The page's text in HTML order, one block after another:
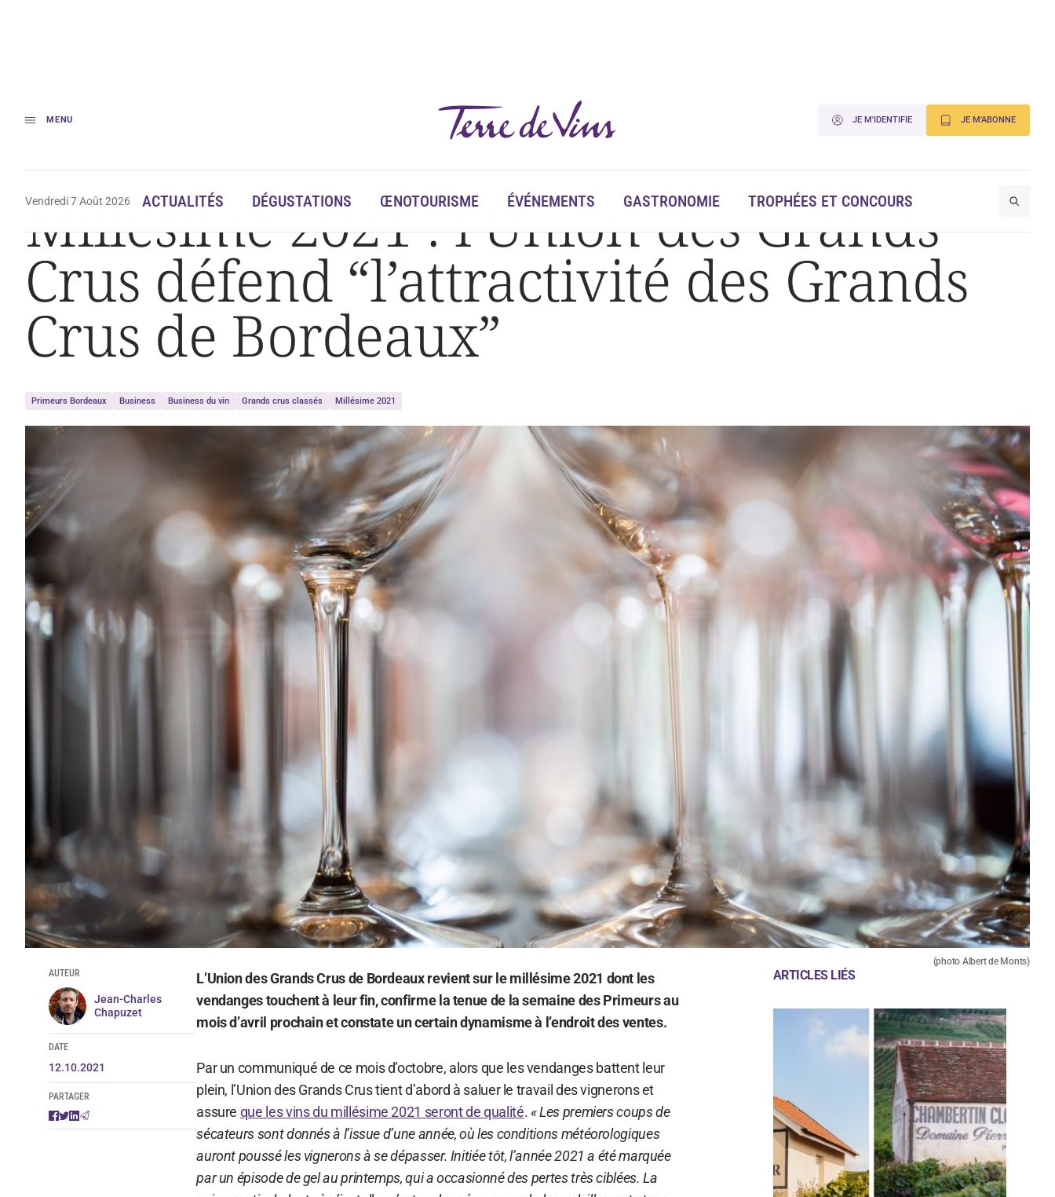
MENU JE M'IDENTIFIE JE M'ABONNE
Vendredi 7 Août 2026 ACTUALITÉS DÉGUSTATIONS ŒNOTOURISME ÉVÉNEMENTS GASTRONOMIE TROPHÉES ET CONCOURS
Accueil Millésime 2021 : l’Union des Grands Crus défend « l’attractivité des Grands Crus de Bordeaux »
Millésime 2021 : l’Union des Grands
Crus défend “l’attractivité des Grands
Crus de Bordeaux”
Primeurs Bordeaux Business Business du vin Grands crus classés Millésime 2021
(photo Albert de Monts)
AUTEUR
Jean-Charles
Chapuzet
DATE
12.10.2021
PARTAGER
L’Union des Grands Crus de Bordeaux revient sur le millésime 2021 dont les
vendanges touchent à leur fin, confirme la tenue de la semaine des Primeurs au
mois d’avril prochain et constate un certain dynamisme à l’endroit des ventes.
Par un communiqué de ce mois d’octobre, alors que les vendanges battent leur
plein, l’Union des Grands Crus tient d’abord à saluer le travail des vignerons et
assure que les vins du millésime 2021 seront de qualité.« Les premiers coups de
sécateurs sont donnés à l’issue d’une année, où les conditions météorologiques
auront poussé les vignerons à se dépasser. Initiée tôt, l’année 2021 a été marquée
par un épisode de gel au printemps, qui a occasionné des pertes très ciblées. La
ARTICLES LIÉS